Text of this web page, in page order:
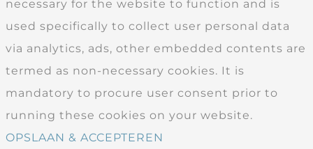
necessary for the website to function and is
used specifically to collect user personal data
via analytics, ads, other embedded contents are
termed as non-necessary cookies. It is
mandatory to procure user consent prior to
running these cookies on your website.
OPSLAAN & ACCEPTEREN